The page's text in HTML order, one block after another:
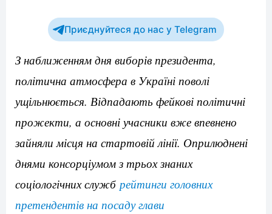
Приєднуйтеся до нас у Telegram
З наближенням дня виборів президента,
політична атмосфера в Україні поволі
ущільнюється. Відпадають фейкові політичні
прожекти, а основні учасники вже впевнено
зайняли місця на стартовій лінії. Оприлюднені
днями консорціумом з трьох знаних
соціологічних служб рейтинги головних
претендентів на посаду глави